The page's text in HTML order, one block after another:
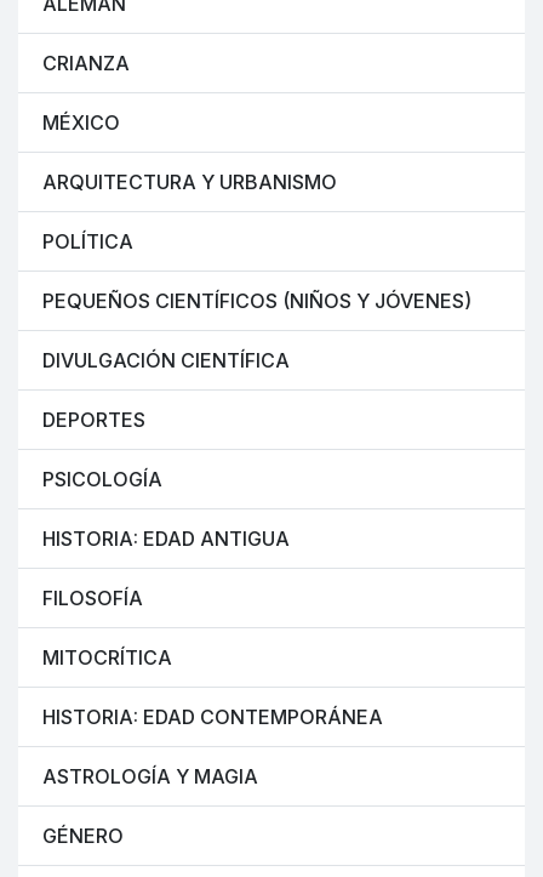
CRIANZA
MÉXICO
ARQUITECTURA Y URBANISMO
POLÍTICA
PEQUEÑOS CIENTÍFICOS (NIÑOS Y JÓVENES)
DIVULGACIÓN CIENTÍFICA
DEPORTES
PSICOLOGÍA
HISTORIA: EDAD ANTIGUA
FILOSOFÍA
MITOCRÍTICA
HISTORIA: EDAD CONTEMPORÁNEA
ASTROLOGÍA Y MAGIA
GÉNERO